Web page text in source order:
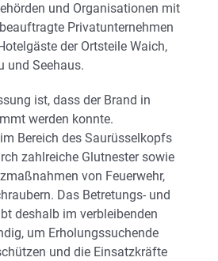
und Organisationen mit
Privatunternehmen
der Ortsteile Waich,
und Seehaus.
ist, dass der Brand in
werden konnte.
Bereich des Saurüsselkopfs
zahlreiche Glutnester sowie
von Feuerwehr,
Das Betretungs- und
deshalb im verbleibenden
um Erholungssuchende
und die Einsatzkräfte